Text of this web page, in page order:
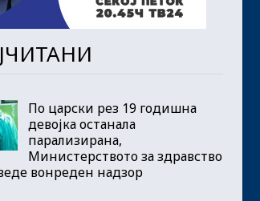
По царски рез 19 годишна
девојка останала
парализирана,
Министерството за здравство
вонреден надзор